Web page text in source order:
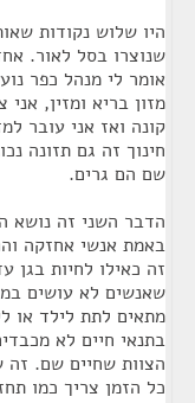
היו שלוש נקודות
שנוצרו בסל לאור.
אומר לי מנהל כפר
מזון בריא ומזין,
קונה ואז אני עובר
חינוך זה גם תזונה
שם הם גרים.
הדבר השני זה נושא
באמת אנשי אחזקה
זה כאילו לחיות בגן
שאנשים לא עושים
מתאים לתת לילד או
בתנאי חיים לא
הצוות שחיים שם. זה
כל הזמן צריך כמו